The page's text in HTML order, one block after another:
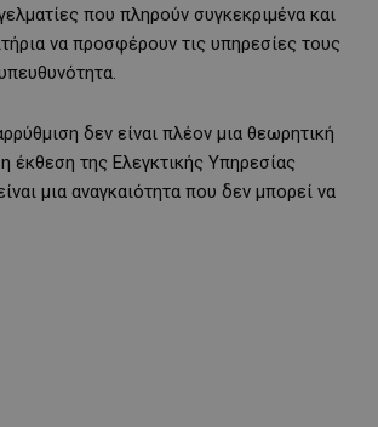
που πληρούν συγκεκριμένα και
να προσφέρουν τις υπηρεσίες τους
δεν είναι πλέον μια θεωρητική
έκθεση της Ελεγκτικής Υπηρεσίας
μια αναγκαιότητα που δεν μπορεί να